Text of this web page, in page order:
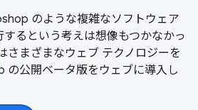
のような複雑なソフトウェア
るという考えは想像もつかなかっ
さまざまなウェブ テクノロジーを
の公開ベータ版をウェブに導入し